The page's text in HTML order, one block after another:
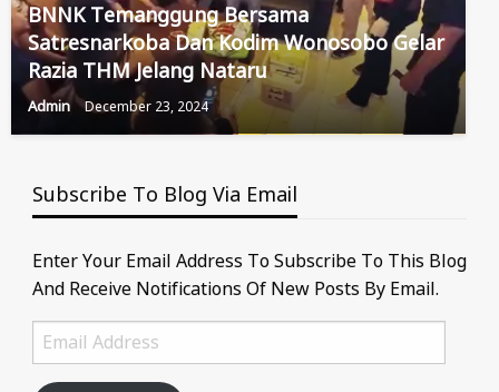
BNNK Temanggung Bersama
Satresnarkoba Dan Kodim Wonosobo Gelar
Razia THM Jelang Nataru
Admin December 23, 2024
Subscribe To Blog Via Email
Enter Your Email Address To Subscribe To This Blog
And Receive Notifications Of New Posts By Email.
Email
Address